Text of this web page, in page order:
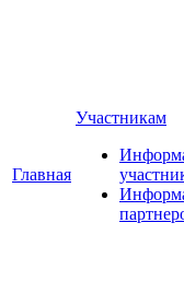
Главная
Участникам